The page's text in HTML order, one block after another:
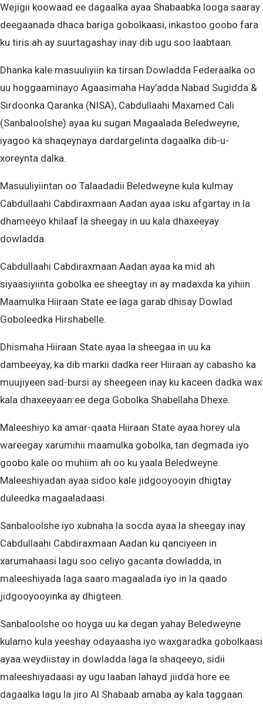
Wejigii koowaad ee dagaalka ayaa Shabaabka looga saaray
deegaanada dhaca bariga gobolkaasi, inkastoo goobo fara
ku tiris ah ay suurtagashay inay dib ugu soo laabtaan.
Dhanka kale masuuliyiin ka tirsan Dowladda Federaalka oo
uu hoggaaminayo Agaasimaha Hay’adda Nabad Sugidda &
Sirdoonka Qaranka (NISA), Cabdullaahi Maxamed Cali
(Sanbaloolshe) ayaa ku sugan Magaalada Beledweyne,
iyagoo ka shaqeynaya dardargelinta dagaalka dib-u-
xoreynta dalka.
Masuuliyiintan oo Talaadadii Beledweyne kula kulmay
Cabdullaahi Cabdiraxmaan Aadan ayaa isku afgartay in la
dhameeyo khilaaf la sheegay in uu kala dhaxeeyay
dowladda.
Cabdullaahi Cabdiraxmaan Aadan ayaa ka mid ah
siyaasiyiinta gobolka ee sheegtay in ay madaxda ka yihiin
Maamulka Hiiraan State ee laga garab dhisay Dowlad
Goboleedka Hirshabelle.
Dhismaha Hiiraan State ayaa la sheegaa in uu ka
dambeeyay, ka dib markii dadka reer Hiiraan ay cabasho ka
muujiyeen sad-bursi ay sheegeen inay ku kaceen dadka wax
kala dhaxeeyaan ee dega Gobolka Shabellaha Dhexe.
Maleeshiyo ka amar-qaata Hiiraan State ayaa horey ula
wareegay xarumihii maamulka gobolka, tan degmada iyo
goobo kale oo muhiim ah oo ku yaala Beledweyne.
Maleeshiyadan ayaa sidoo kale jidgooyooyin dhigtay
duleedka magaaladaasi.
Sanbaloolshe iyo xubnaha la socda ayaa la sheegay inay
Cabdullaahi Cabdiraxmaan Aadan ku qanciyeen in
xarumahaasi lagu soo celiyo gacanta dowladda, in
maleeshiyada laga saaro magaalada iyo in la qaado
jidgooyooyinka ay dhigteen.
Sanbaloolshe oo hoyga uu ka degan yahay Beledweyne
kulamo kula yeeshay odayaasha iyo waxgaradka gobolkaasi
ayaa weydiistay in dowladda laga la shaqeeyo, sidii
maleeshiyadaasi ay ugu laaban lahayd jiidda hore ee
dagaalka lagu la jiro Al Shabaab amaba ay kala taggaan.